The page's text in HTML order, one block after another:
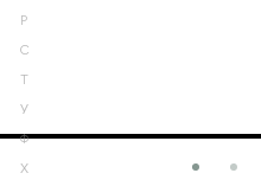
Р
С
Т
У
Ф
Х